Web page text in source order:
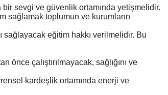
sevgi ve güvenlik ortamında yetişmelidir.
sağlamak toplumun ve kurumların
eğitim hakkı verilmelidir. Bu
çalıştırılmayacak, sağlığını ve
kardeşlik ortamında enerji ve